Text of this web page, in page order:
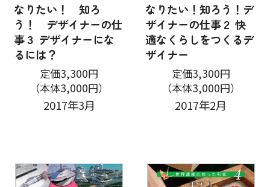
なりたい！ 知ろ
う！ デザイナーの仕
事３ デザイナーにな
るには？
定価3,300円
（本体3,000円）
2017年3月
なりたい！知ろう！デ
ザイナーの仕事２ 快
適なくらしをつくるデ
ザイナー
定価3,300円
（本体3,000円）
2017年2月